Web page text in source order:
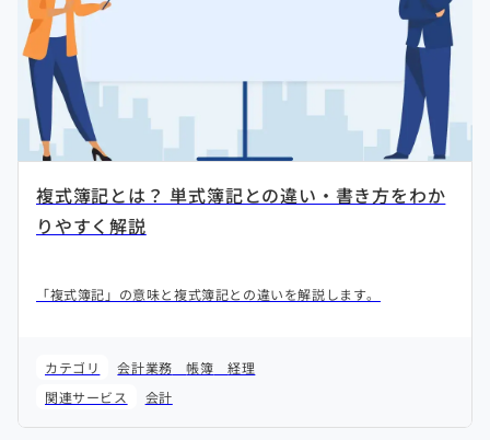
複式簿記とは？ 単式簿記との違い・書き方をわか
りやすく解説
「複式簿記」の意味と複式簿記との違いを解説します。
カテゴリ 会計業務 帳簿
経理
関連サービス
会計